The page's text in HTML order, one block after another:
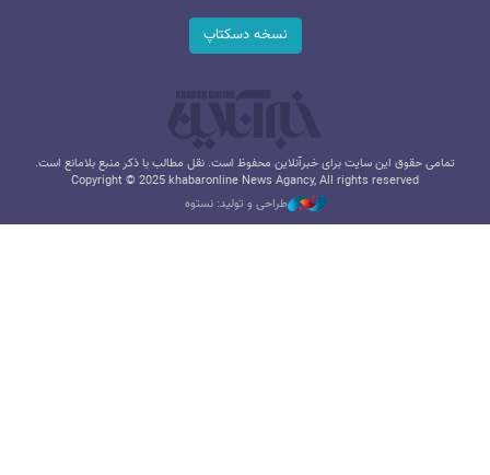
نسخه دسکتاپ
تمامی حقوق این سایت برای خبرآنلاین محفوظ است. نقل مطالب با ذکر منبع بلامانع است.
Copyright © 2025 khabaronline News Agancy, All rights reserved
طراحی و تولید: نستوه